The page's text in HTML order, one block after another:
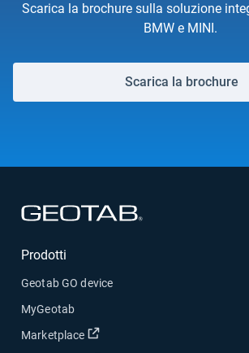
Scarica la brochure sulla soluzione
BMW e MINI.
Scarica la brochure
Prodotti
Geotab GO device
MyGeotab
Marketplace
Apri in una nuova finestra